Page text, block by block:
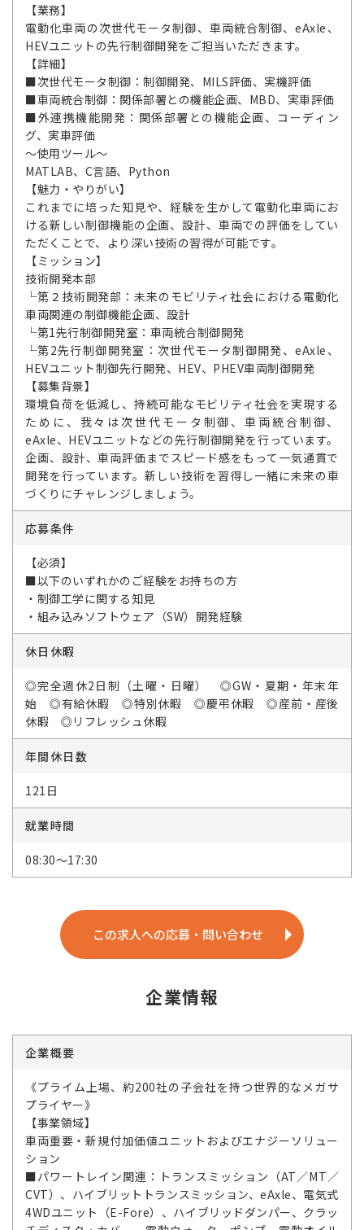
【業務】
電動化車両の次世代モータ制御、車両統合制御、eAxle、
HEVユニットの先行制御開発をご担当いただきます。
【詳細】
■次世代モータ制御：制御開発、MILS評価、実機評価
■車両統合制御：関係部署との機能企画、MBD、実車評価
■外連携機能開発：関係部署との機能企画、コーディン
グ、実車評価
～使用ツール～
MATLAB、C言語、Python
【魅力・やりがい】
これまでに培った知見や、経験を生かして電動化車両にお
ける新しい制御機能の企画、設計、車両での評価をしてい
ただくことで、より深い技術の習得が可能です。
【ミッション】
技術開発本部
└第２技術開発部：未来のモビリティ社会における電動化
車両関連の制御機能企画、設計
└第1先行制御開発室：車両統合制御開発
└第2先行制御開発室：次世代モータ制御開発、eAxle、
HEVユニット制御先行開発、HEV、PHEV車両制御開発
【募集背景】
環境負荷を低減し、持続可能なモビリティ社会を実現する
ために、我々は次世代モータ制御、車両統合制御、
eAxle、HEVユニットなどの先行制御開発を行っています。
企画、設計、車両評価までスピード感をもって一気通貫で
開発を行っています。新しい技術を習得し一緒に未来の車
づくりにチャレンジしましょう。
応募条件
【必須】
■以下のいずれかのご経験をお持ちの方
・制御工学に関する知見
・組み込みソフトウェア（SW）開発経験
休日休暇
◎完全週休2日制（土曜・日曜） ◎GW・夏期・年末年
始 ◎有給休暇 ◎特別休暇 ◎慶弔休暇 ◎産前・産後
休暇 ◎リフレッシュ休暇
年間休日数
121日
就業時間
08:30～17:30
この求人への応募・問い合わせ
企業情報
企業概要
《プライム上場、約200社の子会社を持つ世界的なメガサ
プライヤー》
【事業領域】
車両重要・新規付加価値ユニットおよびエナジーソリュー
ション
■パワートレイン関連：トランスミッション（AT／MT／
CVT）、ハイブリットトランスミッション、eAxle、電気式
4WDユニット（E-Fore）、ハイブリッドダンパー、クラッ